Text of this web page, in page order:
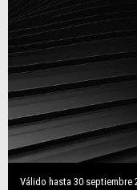
Válido hasta 30 septiembre